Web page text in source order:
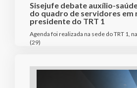
Sisejufe debate auxílio-
do quadro de servidores em
presidente do TRT 1
Agenda foi realizada na sede do TRT 1,
(29)